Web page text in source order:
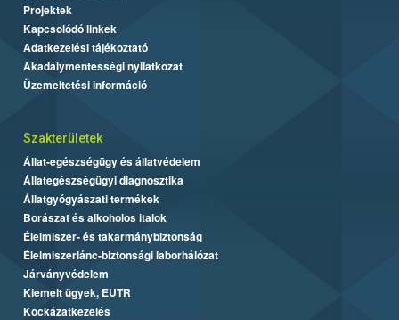
Projektek
Kapcsolódó linkek
Adatkezelési tájékoztató
Akadálymentességi nyilatkozat
Üzemeltetési információ
Szakterületek
Állat-egészségügy és állatvédelem
Állategészségügyi diagnosztika
Állatgyógyászati termékek
Borászat és alkoholos italok
Élelmiszer- és takarmánybiztonság
Élelmiszerlánc-biztonsági laborhálózat
Járványvédelem
Kiemelt ügyek, EUTR
Kockázatkezelés